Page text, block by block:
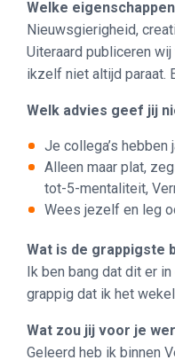
Welke
Nieuwsgierigheid,
Uiteraard publiceren
ikzelf niet altijd paraat.
Welk advies geef jij
Je collega’s hebben
Alleen maar plat, zeg
tot-5-mentaliteit,
Wees jezelf en leg
Wat is de grappigste
Ik ben bang dat dit er
grappig dat ik het
Wat zou jij voor je
Geleerd heb ik binnen